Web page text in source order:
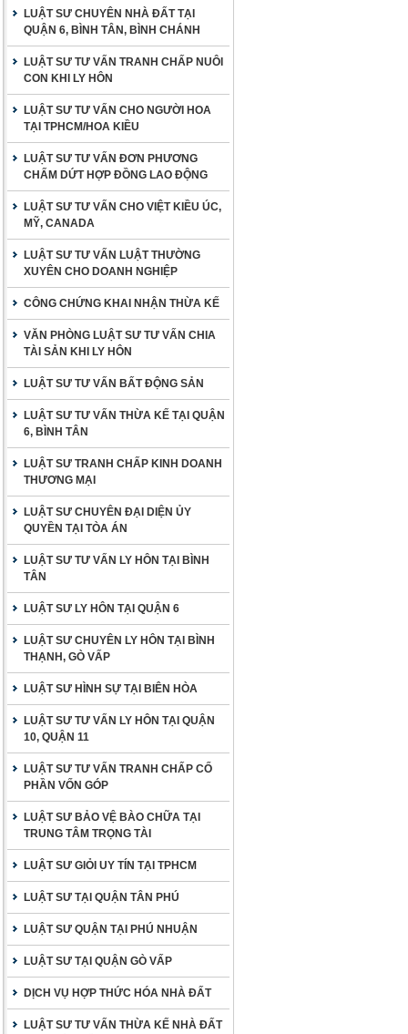
LUẬT SƯ CHUYÊN NHÀ ĐẤT TẠI
QUẬN 6, BÌNH TÂN, BÌNH CHÁNH
LUẬT SƯ TƯ VẤN TRANH CHẤP NUÔI
CON KHI LY HÔN
LUẬT SƯ TƯ VẤN CHO NGƯỜI HOA
TẠI TPHCM/HOA KIỀU
LUẬT SƯ TƯ VẤN ĐƠN PHƯƠNG
CHẤM DỨT HỢP ĐỒNG LAO ĐỘNG
LUẬT SƯ TƯ VẤN CHO VIỆT KIỀU ÚC,
MỸ, CANADA
LUẬT SƯ TƯ VẤN LUẬT THƯỜNG
XUYÊN CHO DOANH NGHIỆP
CÔNG CHỨNG KHAI NHẬN THỪA KẾ
VĂN PHÒNG LUẬT SƯ TƯ VẤN CHIA
TÀI SẢN KHI LY HÔN
LUẬT SƯ TƯ VẤN BẤT ĐỘNG SẢN
LUẬT SƯ TƯ VẤN THỪA KẾ TẠI QUẬN
6, BÌNH TÂN
LUẬT SƯ TRANH CHẤP KINH DOANH
THƯƠNG MẠI
LUẬT SƯ CHUYÊN ĐẠI DIỆN ỦY
QUYỀN TẠI TÒA ÁN
LUẬT SƯ TƯ VẤN LY HÔN TẠI BÌNH
TÂN
LUẬT SƯ LY HÔN TẠI QUẬN 6
LUẬT SƯ CHUYÊN LY HÔN TẠI BÌNH
THẠNH, GÒ VẤP
LUẬT SƯ HÌNH SỰ TẠI BIÊN HÒA
LUẬT SƯ TƯ VẤN LY HÔN TẠI QUẬN
10, QUẬN 11
LUẬT SƯ TƯ VẤN TRANH CHẤP CỐ
PHẦN VỐN GÓP
LUẬT SƯ BẢO VỆ BÀO CHỮA TẠI
TRUNG TÂM TRỌNG TÀI
LUẬT SƯ GIỎI UY TÍN TẠI TPHCM
LUẬT SƯ TẠI QUẬN TÂN PHÚ
LUẬT SƯ QUẬN TẠI PHÚ NHUẬN
LUẬT SƯ TẠI QUẬN GÒ VẤP
DỊCH VỤ HỢP THỨC HÓA NHÀ ĐẤT
LUẬT SƯ TƯ VẤN THỪA KẾ NHÀ ĐẤT